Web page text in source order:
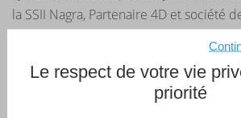
la SSII Nagra, Partenaire 4D et société
l’audiovisuel et de la communication.
70 000 références et approvisionne
clients : bibliothèques et
Le respect de votre vie
priorité